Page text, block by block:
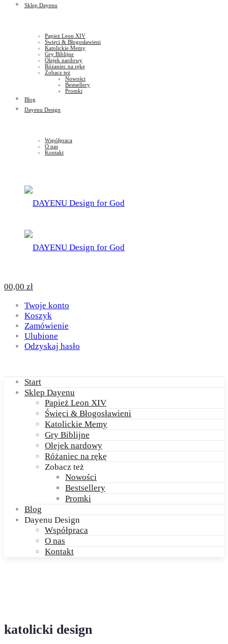
Sklep Dayenu
Papież Leon XIV
Święci & Błogosławieni
Katolickie Memy
Gry Biblijne
Olejek nardowy
Różaniec na rękę
Zobacz też
Nowości
Bestsellery
Promki
Blog
Dayenu Design
Współpraca
O nas
Kontakt
00,00 zł
Twoje konto
Koszyk
Zamówienie
Ulubione
Odzyskaj hasło
Start
Sklep Dayenu
Papież Leon XIV
Święci & Błogosławieni
Katolickie Memy
Gry Biblijne
Olejek nardowy
Różaniec na rękę
Zobacz też
Nowości
Bestsellery
Promki
Blog
Dayenu Design
Współpraca
O nas
Kontakt
katolicki design